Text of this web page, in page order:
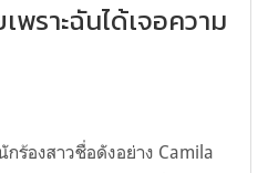
ราะฉันได้เจอความ
ร้องสาวชื่อดังอย่าง Camila